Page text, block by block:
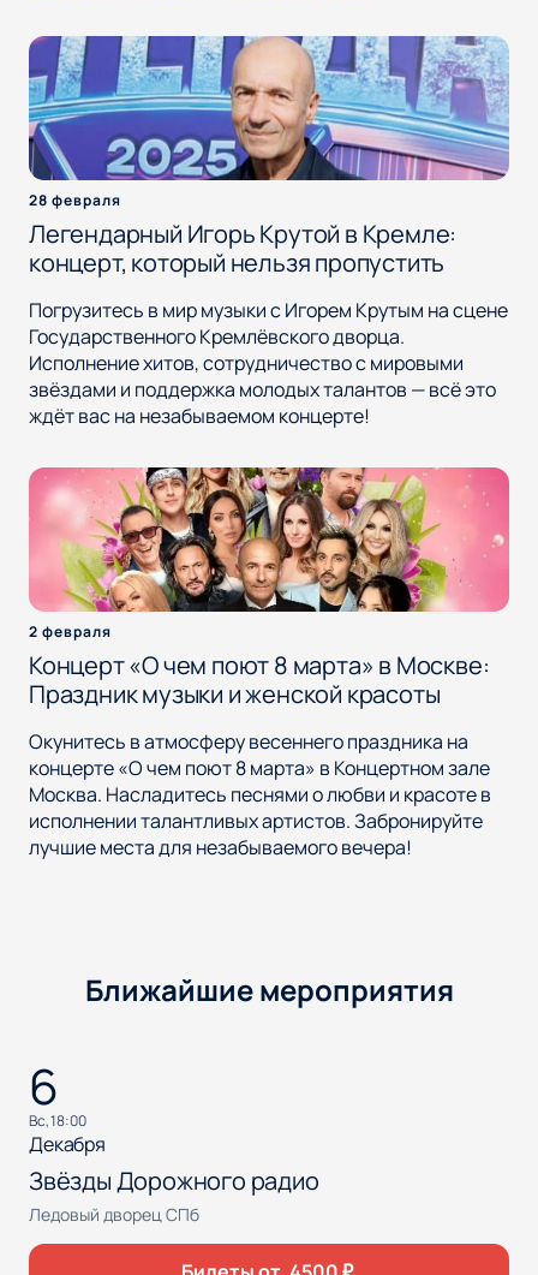
28 февраля
Легендарный Игорь Крутой в Кремле:
концерт, который нельзя пропустить
Погрузитесь в мир музыки с Игорем Крутым на сцене
Государственного Кремлёвского дворца.
Исполнение хитов, сотрудничество с мировыми
звёздами и поддержка молодых талантов — всё это
ждёт вас на незабываемом концерте!
2 февраля
Концерт «О чем поют 8 марта» в Москве:
Праздник музыки и женской красоты
Окунитесь в атмосферу весеннего праздника на
концерте «О чем поют 8 марта» в Концертном зале
Москва. Насладитесь песнями о любви и красоте в
исполнении талантливых артистов. Забронируйте
лучшие места для незабываемого вечера!
Ближайшие мероприятия
6
вс, 18:00
Декабря
Звёзды Дорожного радио
Ледовый дворец СПб